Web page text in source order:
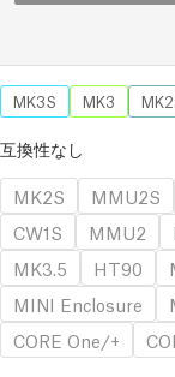
MK3S MK3
互換性なし
MK2S
MMU2S
CW1S
MMU2
MK3.5
HT90
MINI Enclosure
CORE One/+